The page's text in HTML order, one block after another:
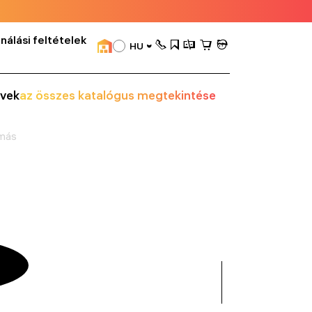
feltételek
HU
az összes katalógus megtekintése
mutatása